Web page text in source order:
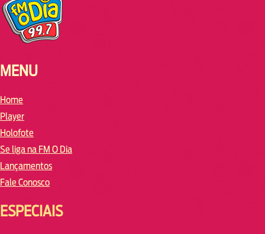
MENU
Home
Player
Holofote
Se liga na FM O Dia
Lançamentos
Fale Conosco
ESPECIAIS